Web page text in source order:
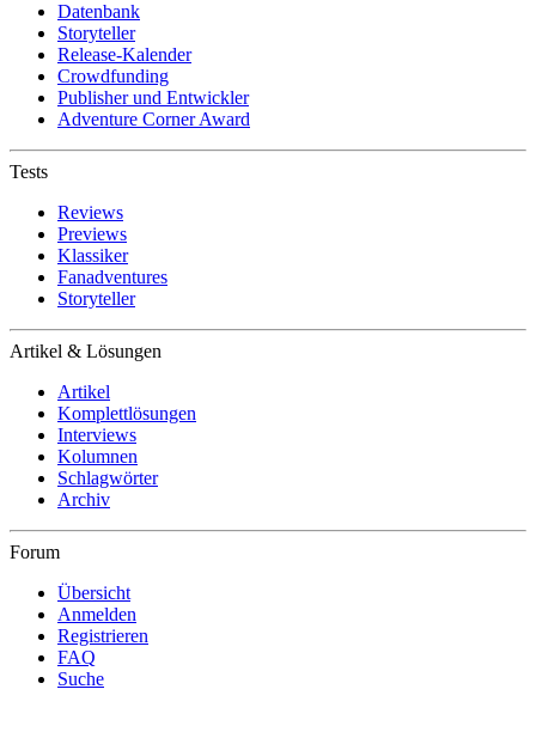
Datenbank
Storyteller
Release-Kalender
Crowdfunding
Publisher und Entwickler
Adventure Corner Award
Tests
Reviews
Previews
Klassiker
Fanadventures
Storyteller
Artikel & Lösungen
Artikel
Komplettlösungen
Interviews
Kolumnen
Schlagwörter
Archiv
Forum
Übersicht
Anmelden
Registrieren
FAQ
Suche